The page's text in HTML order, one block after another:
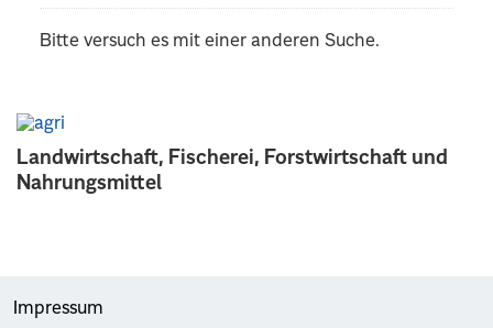
Landwirtschaft, Fischerei, Forstwirtschaft und
Nahrungsmittel
Bitte versuch es mit einer anderen Suche.
Impressum